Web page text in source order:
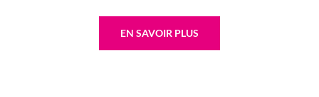
EN SAVOIR PLUS